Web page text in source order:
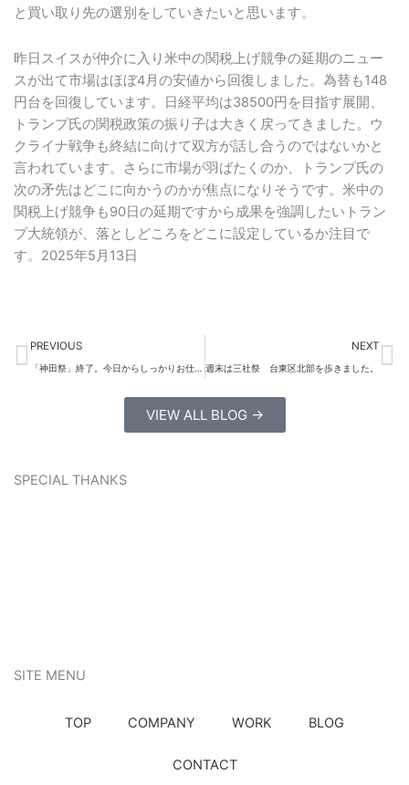
と買い取り先の選別をしていきたいと思います。
昨日スイスが仲介に入り米中の関税上げ競争の延期のニュー
スが出て市場はほぼ4月の安値から回復しました。為替も148
円台を回復しています。日経平均は38500円を目指す展開、
トランプ氏の関税政策の振り子は大きく戻ってきました。ウ
クライナ戦争も終結に向けて双方が話し合うのではないかと
言われています。さらに市場が羽ばたくのか、トランプ氏の
次の矛先はどこに向かうのかが焦点になりそうです。米中の
関税上げ競争も90日の延期ですから成果を強調したいトラン
プ大統領が、落としどころをどこに設定しているか注目で
す。2025年5月13日
Prev
PREVIOUS
「神田祭」終了。今日からしっかりお仕事です。
NEXT
週末は三社祭 台東区北部を歩きました。
VIEW ALL BLOG →
SPECIAL THANKS
SITE MENU
TOP COMPANY WORK BLOG
CONTACT